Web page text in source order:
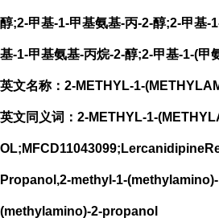
醇;2-甲基-1-甲基氨基-丙-2-醇;2-甲基-
基-1-甲基氨基-丙烷-2-醇;2-甲基-1-(甲
英文名称：2-METHYL-1-
英文同义词：2-METHYL-1-
Propanol,2-methyl-1-
(methylamino)-2-propanol